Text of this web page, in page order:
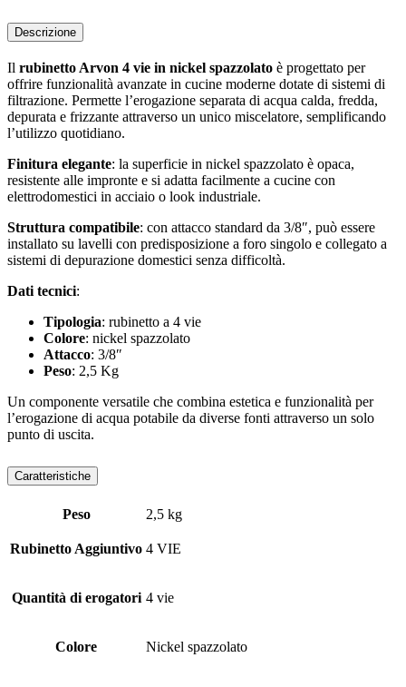
Descrizione
Il rubinetto Arvon 4 vie in nickel spazzolato è progettato per
offrire funzionalità avanzate in cucine moderne dotate di sistemi di
filtrazione. Permette l’erogazione separata di acqua calda, fredda,
depurata e frizzante attraverso un unico miscelatore, semplificando
l’utilizzo quotidiano.
Finitura elegante: la superficie in nickel spazzolato è opaca,
resistente alle impronte e si adatta facilmente a cucine con
elettrodomestici in acciaio o look industriale.
Struttura compatibile: con attacco standard da 3/8″, può essere
installato su lavelli con predisposizione a foro singolo e collegato a
sistemi di depurazione domestici senza difficoltà.
Dati tecnici:
Tipologia: rubinetto a 4 vie
Colore: nickel spazzolato
Attacco: 3/8″
Peso: 2,5 Kg
Un componente versatile che combina estetica e funzionalità per
l’erogazione di acqua potabile da diverse fonti attraverso un solo
punto di uscita.
Caratteristiche
Peso 2,5 kg
Rubinetto Aggiuntivo 4 VIE
Quantità di erogatori 4 vie
Colore Nickel spazzolato